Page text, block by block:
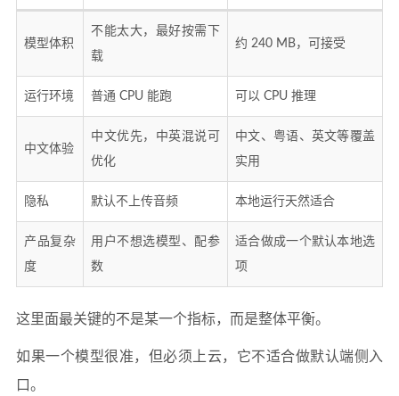
模型体积
不能太大，最好按需下
载
约 240 MB，可接受
运行环境 普通 CPU 能跑 可以 CPU 推理
中文体验
中文优先，中英混说可
优化
中文、粤语、英文等覆盖
实用
隐私 默认不上传音频 本地运行天然适合
产品复杂
度
用户不想选模型、配参
数
适合做成一个默认本地选
项
这里面最关键的不是某一个指标，而是整体平衡。
如果一个模型很准，但必须上云，它不适合做默认端侧入
口。